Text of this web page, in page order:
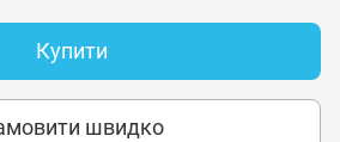
Купити
швидко